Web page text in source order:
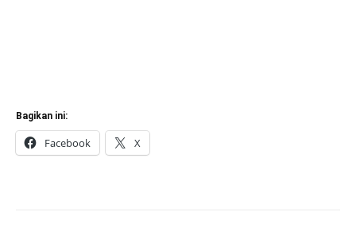
Bagikan ini:
Facebook X